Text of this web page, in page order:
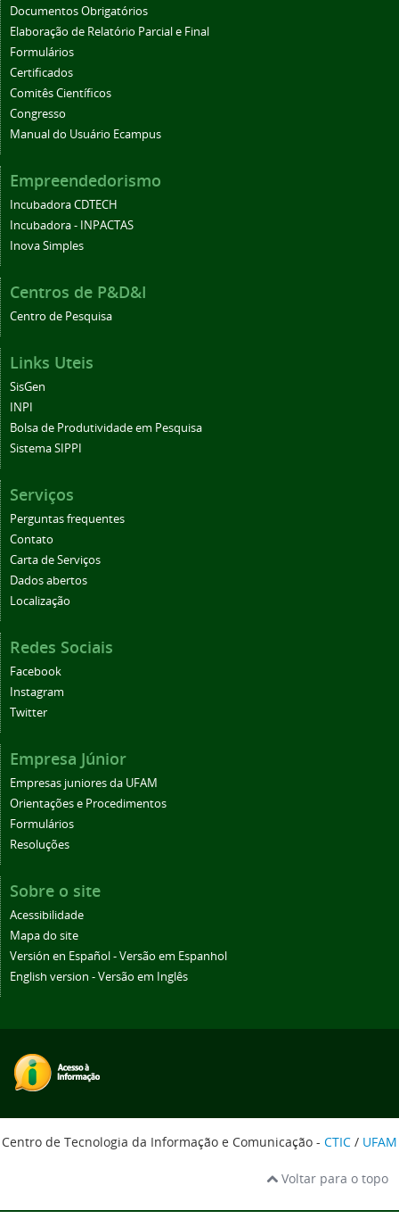
Documentos Obrigatórios
Elaboração de Relatório Parcial e Final
Formulários
Certificados
Comitês Científicos
Congresso
Manual do Usuário Ecampus
Empreendedorismo
Incubadora CDTECH
Incubadora - INPACTAS
Inova Simples
Centros de P&D&I
Centro de Pesquisa
Links Uteis
SisGen
INPI
Bolsa de Produtividade em Pesquisa
Sistema SIPPI
Serviços
Perguntas frequentes
Contato
Carta de Serviços
Dados abertos
Localização
Redes Sociais
Facebook
Instagram
Twitter
Empresa Júnior
Empresas juniores da UFAM
Orientações e Procedimentos
Formulários
Resoluções
Sobre o site
Acessibilidade
Mapa do site
Versión en Español - Versão em Espanhol
English version - Versão em Inglês
Centro de Tecnologia da Informação e Comunicação - CTIC / UFAM
Voltar para o topo